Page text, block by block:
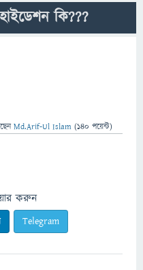
কি???
Md.Arif-Ul Islam (140 পয়েন্ট)
করুন
Telegram